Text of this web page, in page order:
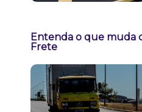
Entenda o que muda
Frete